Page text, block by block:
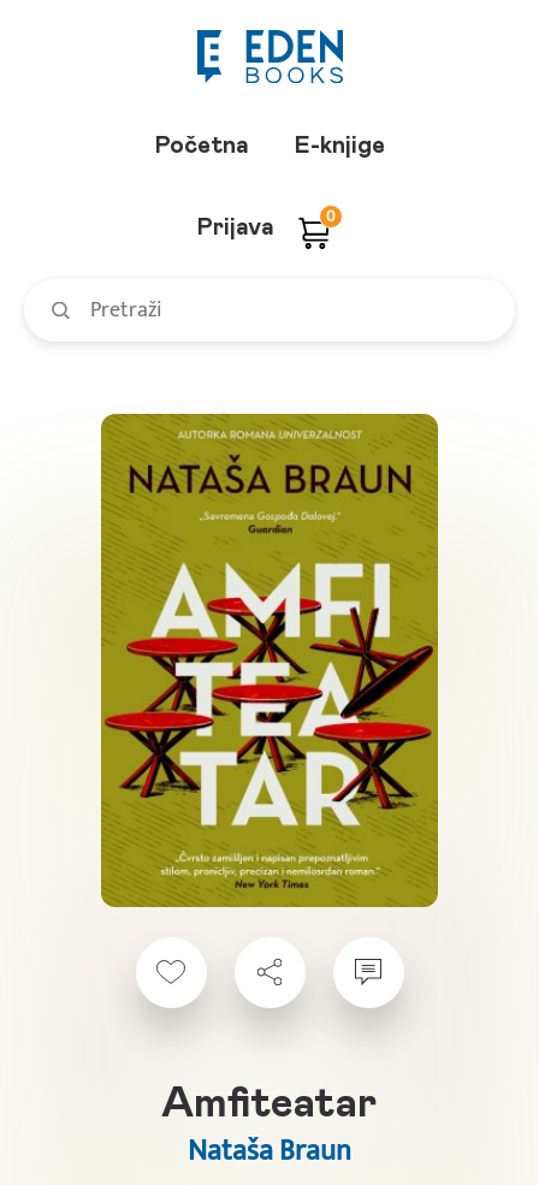
Početna E-knjige
Prijava 0
Amfiteatar
Nataša Braun